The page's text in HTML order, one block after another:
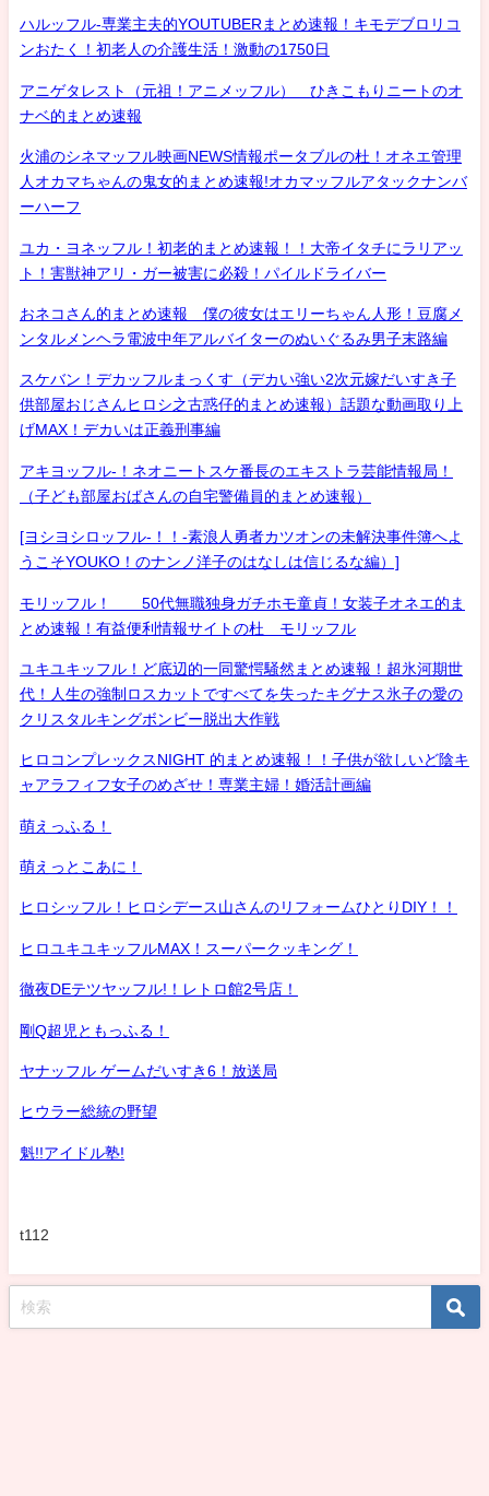
ハルッフル-専業主夫的YOUTUBERまとめ速報！キモデブロリコ
ンおたく！初老人の介護生活！激動の1750日
アニゲタレスト（元祖！アニメッフル） ひきこもりニートのオ
ナベ的まとめ速報
火浦のシネマッフル映画NEWS情報ポータブルの杜！オネエ管理
人オカマちゃんの鬼女的まとめ速報!オカマッフルアタックナンバ
ーハーフ
ユカ・ヨネッフル！初老的まとめ速報！！大帝イタチにラリアッ
ト！害獣神アリ・ガー被害に必殺！パイルドライバー
おネコさん的まとめ速報 僕の彼女はエリーちゃん人形！豆腐メ
ンタルメンヘラ電波中年アルバイターのぬいぐるみ男子末路編
スケバン！デカッフルまっくす（デカい強い2次元嫁だいすき子
供部屋おじさんヒロシ之古惑仔的まとめ速報）話題な動画取り上
げMAX！デカいは正義刑事編
アキヨッフル-！ネオニートスケ番長のエキストラ芸能情報局！
（子ども部屋おばさんの自宅警備員的まとめ速報）
[ヨシヨシロッフル-！！-素浪人勇者カツオンの未解決事件簿へよ
うこそYOUKO！のナンノ洋子のはなしは信じるな編）]
モリッフル！ 50代無職独身ガチホモ童貞！女装子オネエ的ま
とめ速報！有益便利情報サイトの杜 モリッフル
ユキユキッフル！ど底辺的一同驚愕騒然まとめ速報！超氷河期世
代！人生の強制ロスカットですべてを失ったキグナス氷子の愛の
クリスタルキングボンビー脱出大作戦
ヒロコンプレックスNIGHT 的まとめ速報！！子供が欲しいど陰キ
ャアラフィフ女子のめざせ！専業主婦！婚活計画編
萌えっふる！
萌えっとこあに！
ヒロシッフル！ヒロシデース山さんのリフォームひとりDIY！！
ヒロユキユキッフルMAX！スーパークッキング！
徹夜DEテツヤッフル!！レトロ館2号店！
剛Q超児ともっふる！
ヤナッフル ゲームだいすき6！放送局
ヒウラー総統の野望
魁!!アイドル塾!
t112